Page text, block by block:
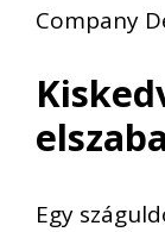
Company
Egy